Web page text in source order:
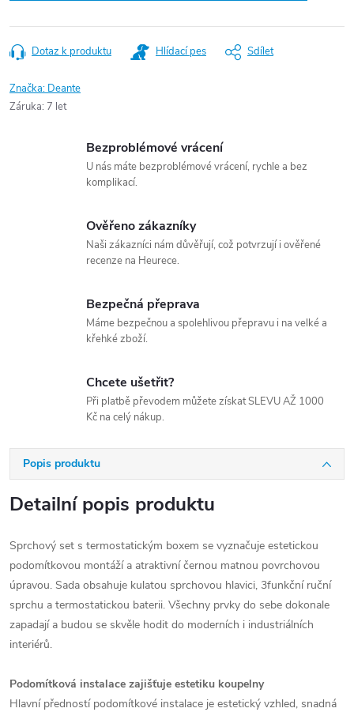
Dotaz k produktu Hlídací pes Sdílet
Značka: Deante
Záruka: 7 let
Bezproblémové vrácení
U nás máte bezproblémové vrácení, rychle a bez
komplikací.
Ověřeno zákazníky
Naši zákazníci nám důvěřují, což potvrzují i ověřené
recenze na Heurece.
Bezpečná přeprava
Máme bezpečnou a spolehlivou přepravu i na velké a
křehké zboží.
Chcete ušetřit?
Při platbě převodem můžete získat SLEVU AŽ 1000
Kč na celý nákup.
Popis produktu
Detailní popis produktu
Sprchový set s termostatickým boxem se vyznačuje estetickou
podomítkovou montáží a atraktivní černou matnou povrchovou
úpravou. Sada obsahuje kulatou sprchovou hlavici, 3funkční ruční
sprchu a termostatickou baterii. Všechny prvky do sebe dokonale
zapadají a budou se skvěle hodit do moderních i industriálních
interiérů.
Podomítková instalace zajišťuje estetiku koupelny
Hlavní předností podomítkové instalace je estetický vzhled, snadná